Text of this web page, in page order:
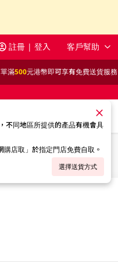
註冊 | 登入 客戶幫助
滿500元港幣即可享有免費送貨服務
不同地區所提供的產品有機會具
購店取」於指定門店免費自取。
選擇送貨方式